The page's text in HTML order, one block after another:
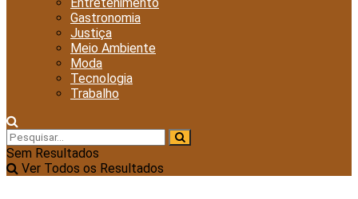
Gastronomia
Justiça
Meio Ambiente
Moda
Tecnologia
Trabalho
Sem Resultados
Ver Todos os Resultados